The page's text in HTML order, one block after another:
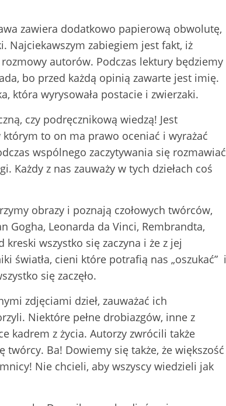
zawiera dodatkowo papierową obwolutę,
Najciekawszym zabiegiem jest fakt, iż
autorów. Podczas lektury będziemy
bo przed każdą opinią zawarte jest imię.
która wyrysowała postacie i zwierzaki.
czy podręcznikową wiedzą! Jest
to on ma prawo oceniać i wyrażać
wspólnego zaczytywania się rozmawiać
Każdy z nas zauważy w tych dziełach coś
obrazy i poznają czołowych twórców,
Gogha, Leonarda da Vinci, Rembrandta,
wszystko się zaczyna i że z jej
światła, cieni które potrafią nas „oszukać” i
się zaczęło.
zdjęciami dzieł, zauważać ich
Niektóre pełne drobiazgów, inne z
kadrem z życia. Autorzy zwrócili także
Ba! Dowiemy się także, że większość
Nie chcieli, aby wszyscy wiedzieli jak